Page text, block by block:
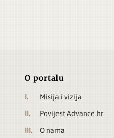
O portalu
Misija i vizija
Povijest Advance.hr
O nama